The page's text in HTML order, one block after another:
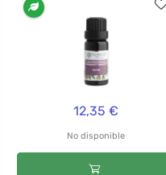
12,35 €
No disponible